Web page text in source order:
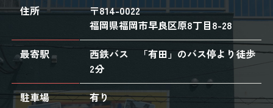
住所
〒814-0022
福岡県福岡市早良区原8丁目8-28
最寄駅
西鉄バス 「有田」のバス停より徒歩
2分
駐車場
有り